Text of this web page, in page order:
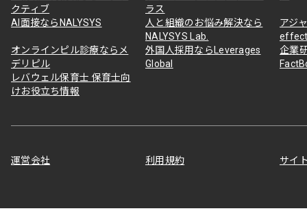
クティブ
ラス
AI面接ならNALYSYS
人と組織のお悩み解決なら
NALYSYS Lab.
アジ
オンラインピル診療ならメ
デリピル
外国人採用ならLeverages
Global
企業
レバウェル保育士 保育士向
けお役立ち情報
運営会社 利用規約 サイ